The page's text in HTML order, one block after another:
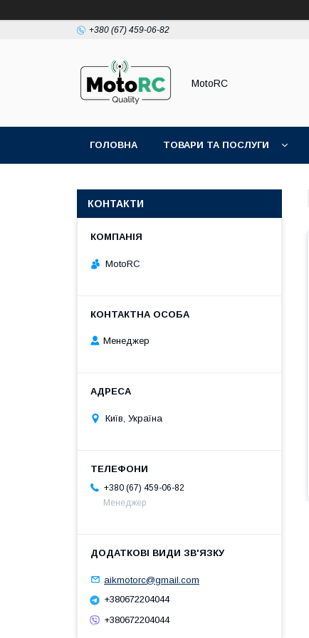
+380 (67) 459-06-82
MotoRC
ГОЛОВНА ТОВАРИ ТА ПОСЛУГИ
КОНТАКТИ
MotoRC
Менеджер
Київ, Україна
+380 (67) 459-06-82
Менеджер
aikmotorc@gmail.com
+380672204044
+380672204044